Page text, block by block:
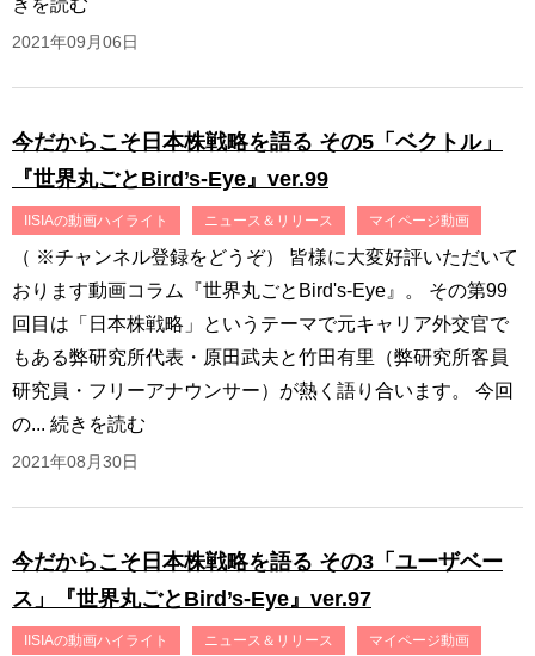
きを読む
2021年09月06日
今だからこそ日本株戦略を語る その5「ベクトル」
『世界丸ごとBird’s-Eye』ver.99
IISIAの動画ハイライト ニュース＆リリース マイページ動画
（ ※チャンネル登録をどうぞ） 皆様に大変好評いただいて
おります動画コラム『世界丸ごとBird's-Eye』。 その第99
回目は「日本株戦略」というテーマで元キャリア外交官で
もある弊研究所代表・原田武夫と竹田有里（弊研究所客員
研究員・フリーアナウンサー）が熱く語り合います。 今回
の... 続きを読む
2021年08月30日
今だからこそ日本株戦略を語る その3「ユーザベー
ス」『世界丸ごとBird’s-Eye』ver.97
IISIAの動画ハイライト ニュース＆リリース マイページ動画